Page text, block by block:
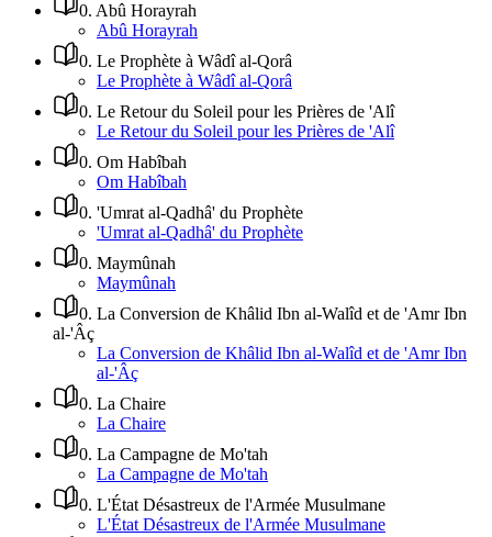
0. Abû Horayrah
Abû Horayrah
0. Le Prophète à Wâdî al-Qorâ
Le Prophète à Wâdî al-Qorâ
0. Le Retour du Soleil pour les Prières de 'Alî
Le Retour du Soleil pour les Prières de 'Alî
0. Om Habîbah
Om Habîbah
0. 'Umrat al-Qadhâ' du Prophète
'Umrat al-Qadhâ' du Prophète
0. Maymûnah
Maymûnah
0. La Conversion de Khâlid Ibn al-Walîd et de 'Amr Ibn
al-'Âç
La Conversion de Khâlid Ibn al-Walîd et de 'Amr Ibn
al-'Âç
0. La Chaire
La Chaire
0. La Campagne de Mo'tah
La Campagne de Mo'tah
0. L'État Désastreux de l'Armée Musulmane
L'État Désastreux de l'Armée Musulmane